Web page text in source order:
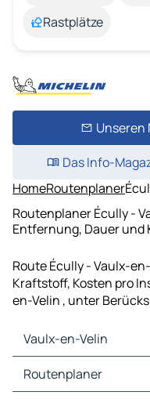
Rastplätze
Unseren
Das Info-
HomeRoutenplaner
Routenplaner Écully -
Entfernung, Dauer und
Route Écully - Vaulx-
Kraftstoff, Kosten pro
en-Velin , unter
Vaulx-en-Velin
Vaulx-en-Velin Karten
Vaulx-en-Velin Verkehr
Routenplaner